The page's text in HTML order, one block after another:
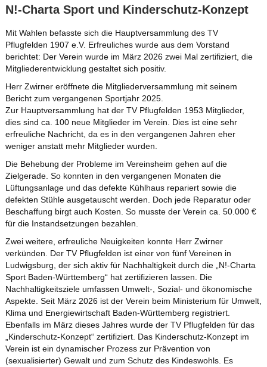
N!-Charta Sport und Kinderschutz-Konzept
Mit Wahlen befasste sich die Hauptversammlung des TV
Pflugfelden 1907 e.V. Erfreuliches wurde aus dem Vorstand
berichtet: Der Verein wurde im März 2026 zwei Mal zertifiziert, die
Mitgliederentwicklung gestaltet sich positiv.
Herr Zwirner eröffnete die Mitgliederversammlung mit seinem
Bericht zum vergangenen Sportjahr 2025.
Zur Hauptversammlung hat der TV Pflugfelden 1953 Mitglieder,
dies sind ca. 100 neue Mitglieder im Verein. Dies ist eine sehr
erfreuliche Nachricht, da es in den vergangenen Jahren eher
weniger anstatt mehr Mitglieder wurden.
Die Behebung der Probleme im Vereinsheim gehen auf die
Zielgerade. So konnten in den vergangenen Monaten die
Lüftungsanlage und das defekte Kühlhaus repariert sowie die
defekten Stühle ausgetauscht werden. Doch jede Reparatur oder
Beschaffung birgt auch Kosten. So musste der Verein ca. 50.000 €
für die Instandsetzungen bezahlen.
Zwei weitere, erfreuliche Neuigkeiten konnte Herr Zwirner
verkünden. Der TV Pflugfelden ist einer von fünf Vereinen in
Ludwigsburg, der sich aktiv für Nachhaltigkeit durch die „N!-Charta
Sport Baden-Württemberg“ hat zertifizieren lassen. Die
Nachhaltigkeitsziele umfassen Umwelt-, Sozial- und ökonomische
Aspekte. Seit März 2026 ist der Verein beim Ministerium für Umwelt,
Klima und Energiewirtschaft Baden-Württemberg registriert.
Ebenfalls im März dieses Jahres wurde der TV Pflugfelden für das
„Kinderschutz-Konzept“ zertifiziert. Das Kinderschutz-Konzept im
Verein ist ein dynamischer Prozess zur Prävention von
(sexualisierter) Gewalt und zum Schutz des Kindeswohls. Es